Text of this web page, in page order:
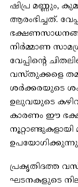
ഷിപ്ര മണ്ണും,
ആരംഭിച്ചത്.
നിർമ്മാണ
വേപ്പിന്റെ
വസ്തുക്കളെ
ശർക്കരയുടെ
ഉലുവയുടെ
കാരണം ഈ
നൂറ്റാണ്ടുകളായി
പ്രകൃതിദത്ത
ഘടനകളുടെ